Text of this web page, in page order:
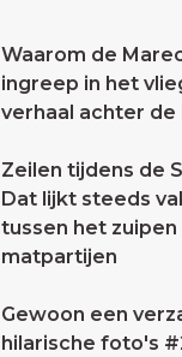
Waarom de
ingreep in het
verhaal achter de
Zeilen tijdens de
Dat lijkt steeds
tussen het zuipen
matpartijen
Gewoon een
hilarische foto's